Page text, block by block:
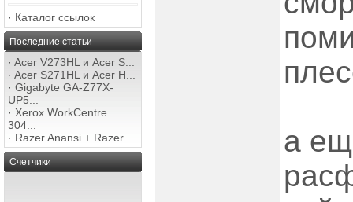
· Каталог ссылок
Последние статьи
· Acer V273HL и Acer S...
· Acer S271HL и Acer H...
· Gigabyte GA-Z77X-
UP5...
· Xerox WorkCentre
304...
· Razer Anansi + Razer...
Счетчики
а